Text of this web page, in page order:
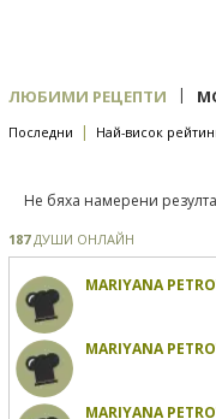
ЛЮБИМИ РЕЦЕПТИ |
Последни | Най-висок
Не бяха намерени
187ДУШИ ОНЛАЙН
MARIYANA
MARIYANA
MARIYANA